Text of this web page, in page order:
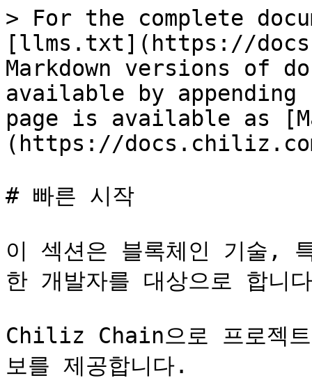
> For the complete
[llms.txt](https://
Markdown versions of
available by
page is available as
(https://
# 빠른 시작
이 섹션은 블록체인 기술,
한 개발자를 대상으로 합니
Chiliz Chain으로 프로젝
보를 제공합니다.